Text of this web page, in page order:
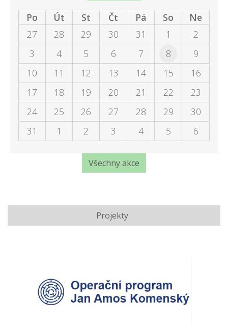
Po Út St Čt Pá So
Ne
27
28 29 30 31 1
2
3
4 5 6 7 8
9
10
11 12 13 14 15
16
17
18 19 20 21 22
23
24
25 26 27 28 29
30
31
1 2 3 4 5 6
Všechny akce
Projekty